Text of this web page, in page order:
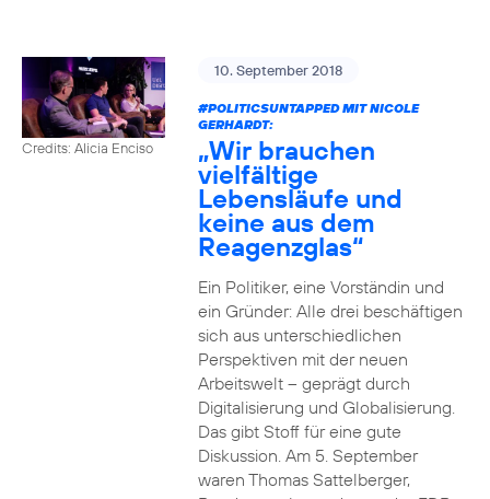
Credits: Alicia Enciso
10. September 2018
#POLITICSUNTAPPEDMIT NICOLE
GERHARDT:
„Wir brauchen
vielfältige
Lebensläufe und
keine aus dem
Reagenzglas“
Ein Politiker, eine Vorständin und
ein Gründer: Alle drei beschäftigen
sich aus unterschiedlichen
Perspektiven mit der neuen
Arbeitswelt – geprägt durch
Digitalisierung und Globalisierung.
Das gibt Stoff für eine gute
Diskussion. Am 5. September
waren Thomas Sattelberger,